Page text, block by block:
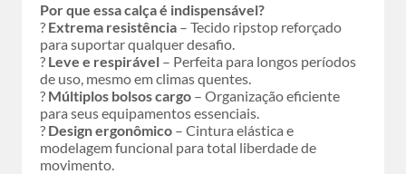
Por que essa calça é indispensável?
? Extrema resistência – Tecido ripstop reforçado
para suportar qualquer desafio.
? Leve e respirável – Perfeita para longos períodos
de uso, mesmo em climas quentes.
? Múltiplos bolsos cargo – Organização eficiente
para seus equipamentos essenciais.
? Design ergonômico – Cintura elástica e
modelagem funcional para total liberdade de
movimento.